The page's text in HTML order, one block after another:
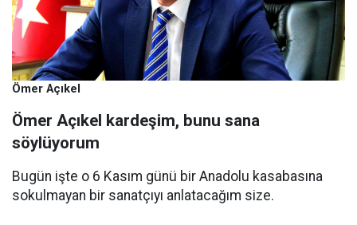
Ömer Açıkel
Ömer Açıkel kardeşim, bunu sana
söylüyorum
Bugün işte o 6 Kasım günü bir Anadolu kasabasına
sokulmayan bir sanatçıyı anlatacağım size.